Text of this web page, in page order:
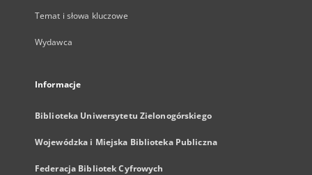
Temat i słowa kluczowe
Wydawca
Informacje
Biblioteka Uniwersytetu Zielonogórskiego
Wojewódzka i Miejska Biblioteka Publiczna
Federacja Bibliotek Cyfrowych